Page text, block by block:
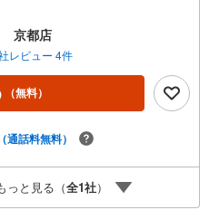
くださいませ！＜センチュリー2
ュリー21ランド京都店
をお客様の目線でご満足いただ
致します！●購入・売却・ローン
とでもお気軽にご相談下さいま
談も承っております。○京阪鴨東線
時間:10:00～20:00（火曜日・水曜
ご連絡お待ちしております！
京都店
レビュー 4件
（無料）
（通話料無料）
っと見る（全1社）